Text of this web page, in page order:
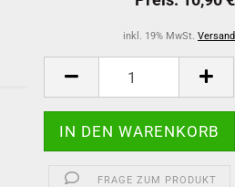
inkl. 19% MwSt. Versand
FRAGE ZUM PRODUKT